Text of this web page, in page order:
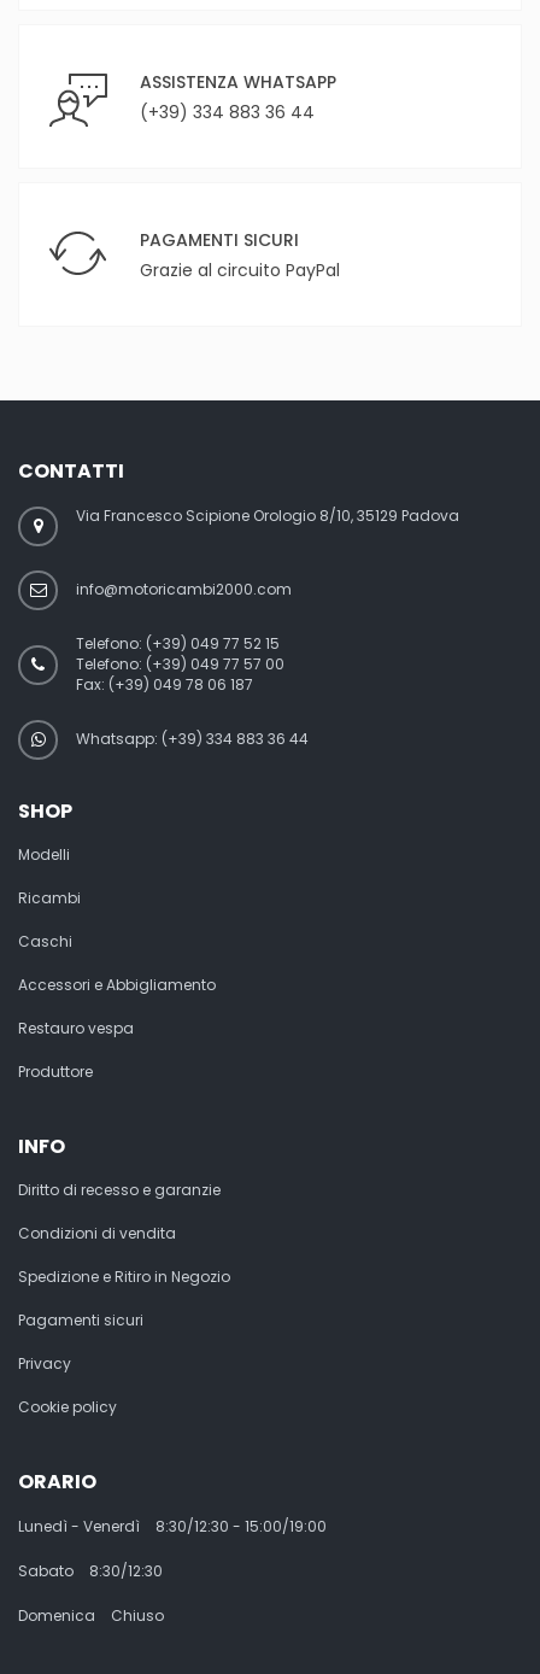
ASSISTENZA WHATSAPP
(+39) 334 883 36 44
PAGAMENTI SICURI
Grazie al circuito PayPal
CONTATTI
Via Francesco Scipione Orologio 8/10, 35129 Padova
info@motoricambi2000.com
Telefono: (+39) 049 77 52 15
Telefono: (+39) 049 77 57 00
Fax: (+39) 049 78 06 187
Whatsapp: (+39) 334 883 36 44
SHOP
Modelli
Ricambi
Caschi
Accessori e Abbigliamento
Restauro vespa
Produttore
INFO
Diritto di recesso e garanzie
Condizioni di vendita
Spedizione e Ritiro in Negozio
Pagamenti sicuri
Privacy
Cookie policy
ORARIO
Lunedì - Venerdì 8:30/12:30 - 15:00/19:00
Sabato 8:30/12:30
Domenica Chiuso